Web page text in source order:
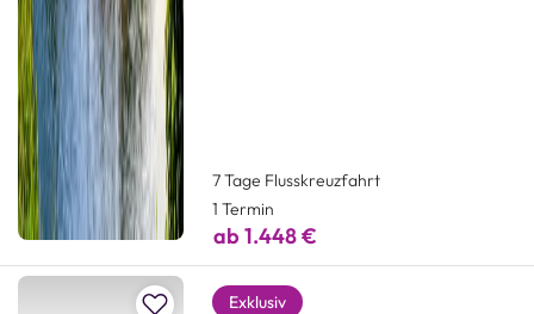
7 Tage Flusskreuzfahrt
1 Termin
ab 1.448 €
Zur Merkliste hinzufügen
Exklusiv